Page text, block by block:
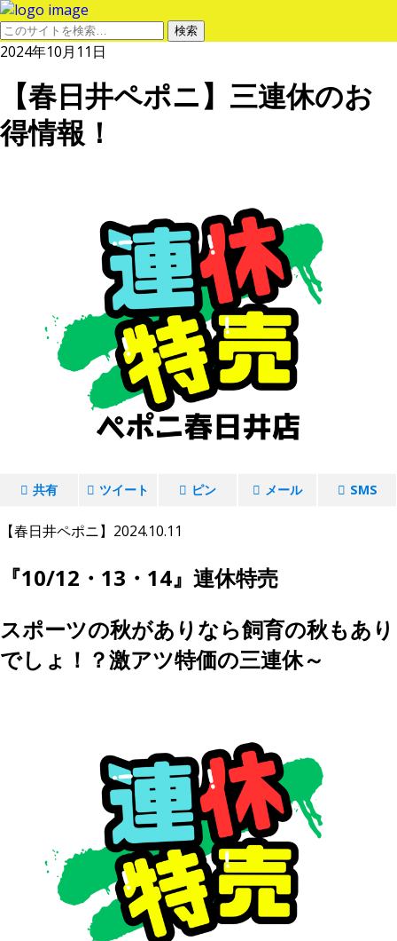
2024年10月11日
【春日井ペポニ】三連休のお
得情報！
共有 ツイート ピン メール SMS
【春日井ペポニ】2024.10.11
『10/12・13・14』連休特売
スポーツの秋がありなら飼育の秋もあり
でしょ！？激アツ特価の三連休～